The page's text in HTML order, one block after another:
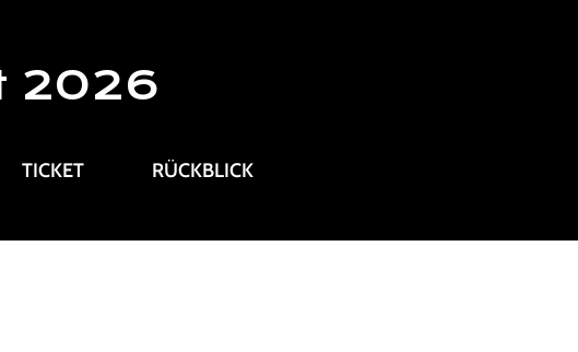
2026
TICKET RÜCKBLICK